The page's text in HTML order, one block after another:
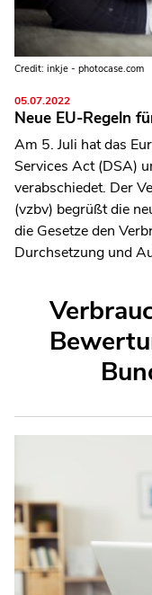
Credit: inkje - photocase.com
05.07.2022
Neue EU-Regeln
Am 5. Juli hat das
Services Act (DSA)
verabschiedet. Der
(vzbv) begrüßt die
die Gesetze den
Durchsetzung und